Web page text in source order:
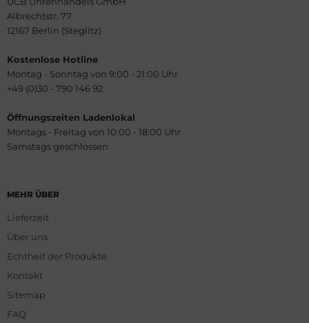
Albrechtstr. 77
12167 Berlin (Steglitz)
Kostenlose Hotline
Montag - Sonntag von 9:00 - 21:00 Uhr
+49 (0)30 - 790 146 92
Öffnungszeiten Ladenlokal
Montags - Freitag von 10:00 - 18:00 Uhr
Samstags geschlossen
MEHR ÜBER
Lieferzeit
Über uns
Echtheit der Produkte
Kontakt
Sitemap
FAQ